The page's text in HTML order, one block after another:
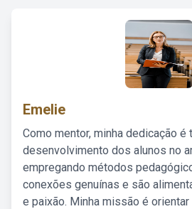
Emelie
Como mentor, minha dedicação é
desenvolvimento dos alunos no
empregando métodos
conexões genuínas e são
e paixão. Minha missão é